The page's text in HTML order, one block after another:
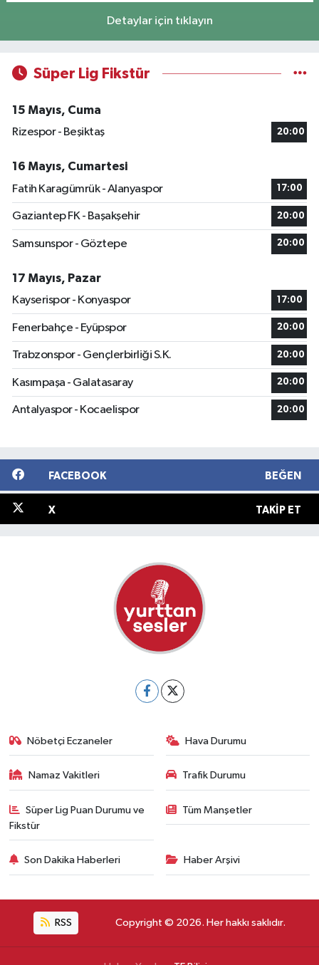
Detaylar için tıklayın
Süper Lig Fikstür
15 Mayıs, Cuma
Rizespor - Beşiktaş
20:00
16 Mayıs, Cumartesi
Fatih Karagümrük - Alanyaspor
17:00
Gaziantep FK - Başakşehir 20:00
Samsunspor - Göztepe 20:00
17 Mayıs, Pazar
Kayserispor - Konyaspor
17:00
Fenerbahçe - Eyüpspor 20:00
Trabzonspor - Gençlerbirliği S.K. 20:00
Kasımpaşa - Galatasaray 20:00
Antalyaspor - Kocaelispor 20:00
FACEBOOK BEĞEN
X TAKIP ET
Nöbetçi Eczaneler Hava Durumu
Namaz Vakitleri Trafik Durumu
Süper Lig Puan Durumu ve
Fikstür
Tüm Manşetler
Son Dakika Haberleri Haber Arşivi
RSS Copyright © 2026. Her hakkı saklıdır.